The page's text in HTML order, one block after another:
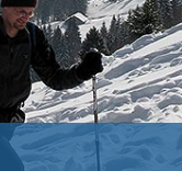
von